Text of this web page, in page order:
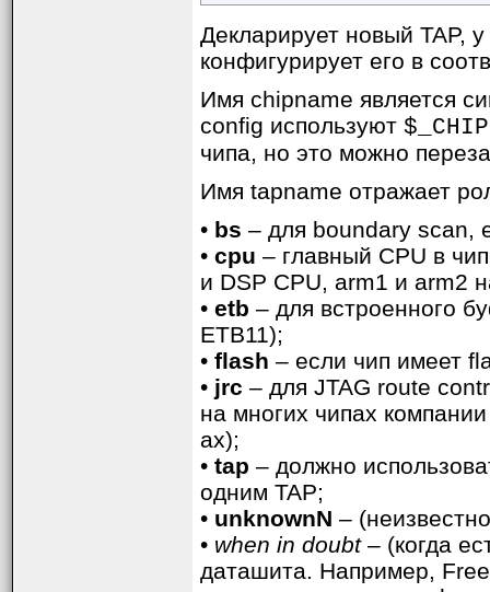
Декларирует новый TAP,
конфигурирует его в
Имя chipname является
config используют
чипа, но это можно
Имя tapname отражает
• bs – для boundary scan,
• cpu – главный CPU в
и DSP CPU, arm1 и arm2
• etb – для встроенного
ETB11);
• flash – если чип имеет
• jrc – для JTAG route
на многих чипах
ах);
• tap – должно
одним TAP;
• unknownN –
• when in doubt– (когда
даташита. Например,